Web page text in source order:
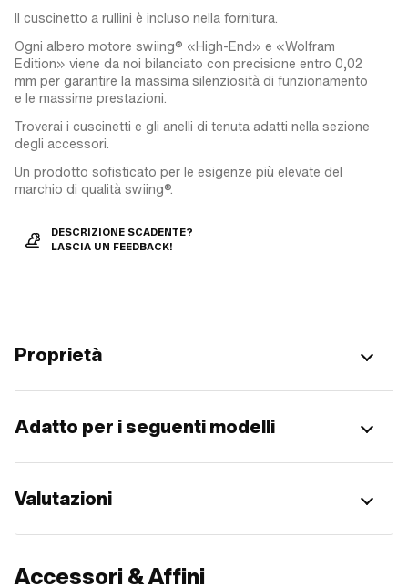
Il cuscinetto a rullini è incluso nella fornitura.
Ogni albero motore swiing® «High-End» e «Wolfram
Edition» viene da noi bilanciato con precisione entro 0,02
mm per garantire la massima silenziosità di funzionamento
e le massime prestazioni.
Troverai i cuscinetti e gli anelli di tenuta adatti nella sezione
degli accessori.
Un prodotto sofisticato per le esigenze più elevate del
marchio di qualità swiing®.
DESCRIZIONE SCADENTE?
LASCIA UN FEEDBACK!
Proprietà
Adatto per i seguenti modelli
Valutazioni
Accessori & Affini